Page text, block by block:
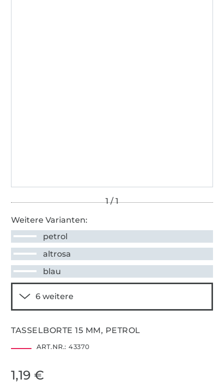
Weitere Varianten:
petrol
altrosa
blau
TASSELBORTE 15 MM, PETROL
ART.NR.: 43370
1,19 €